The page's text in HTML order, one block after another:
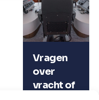
Vragen
over
vracht of